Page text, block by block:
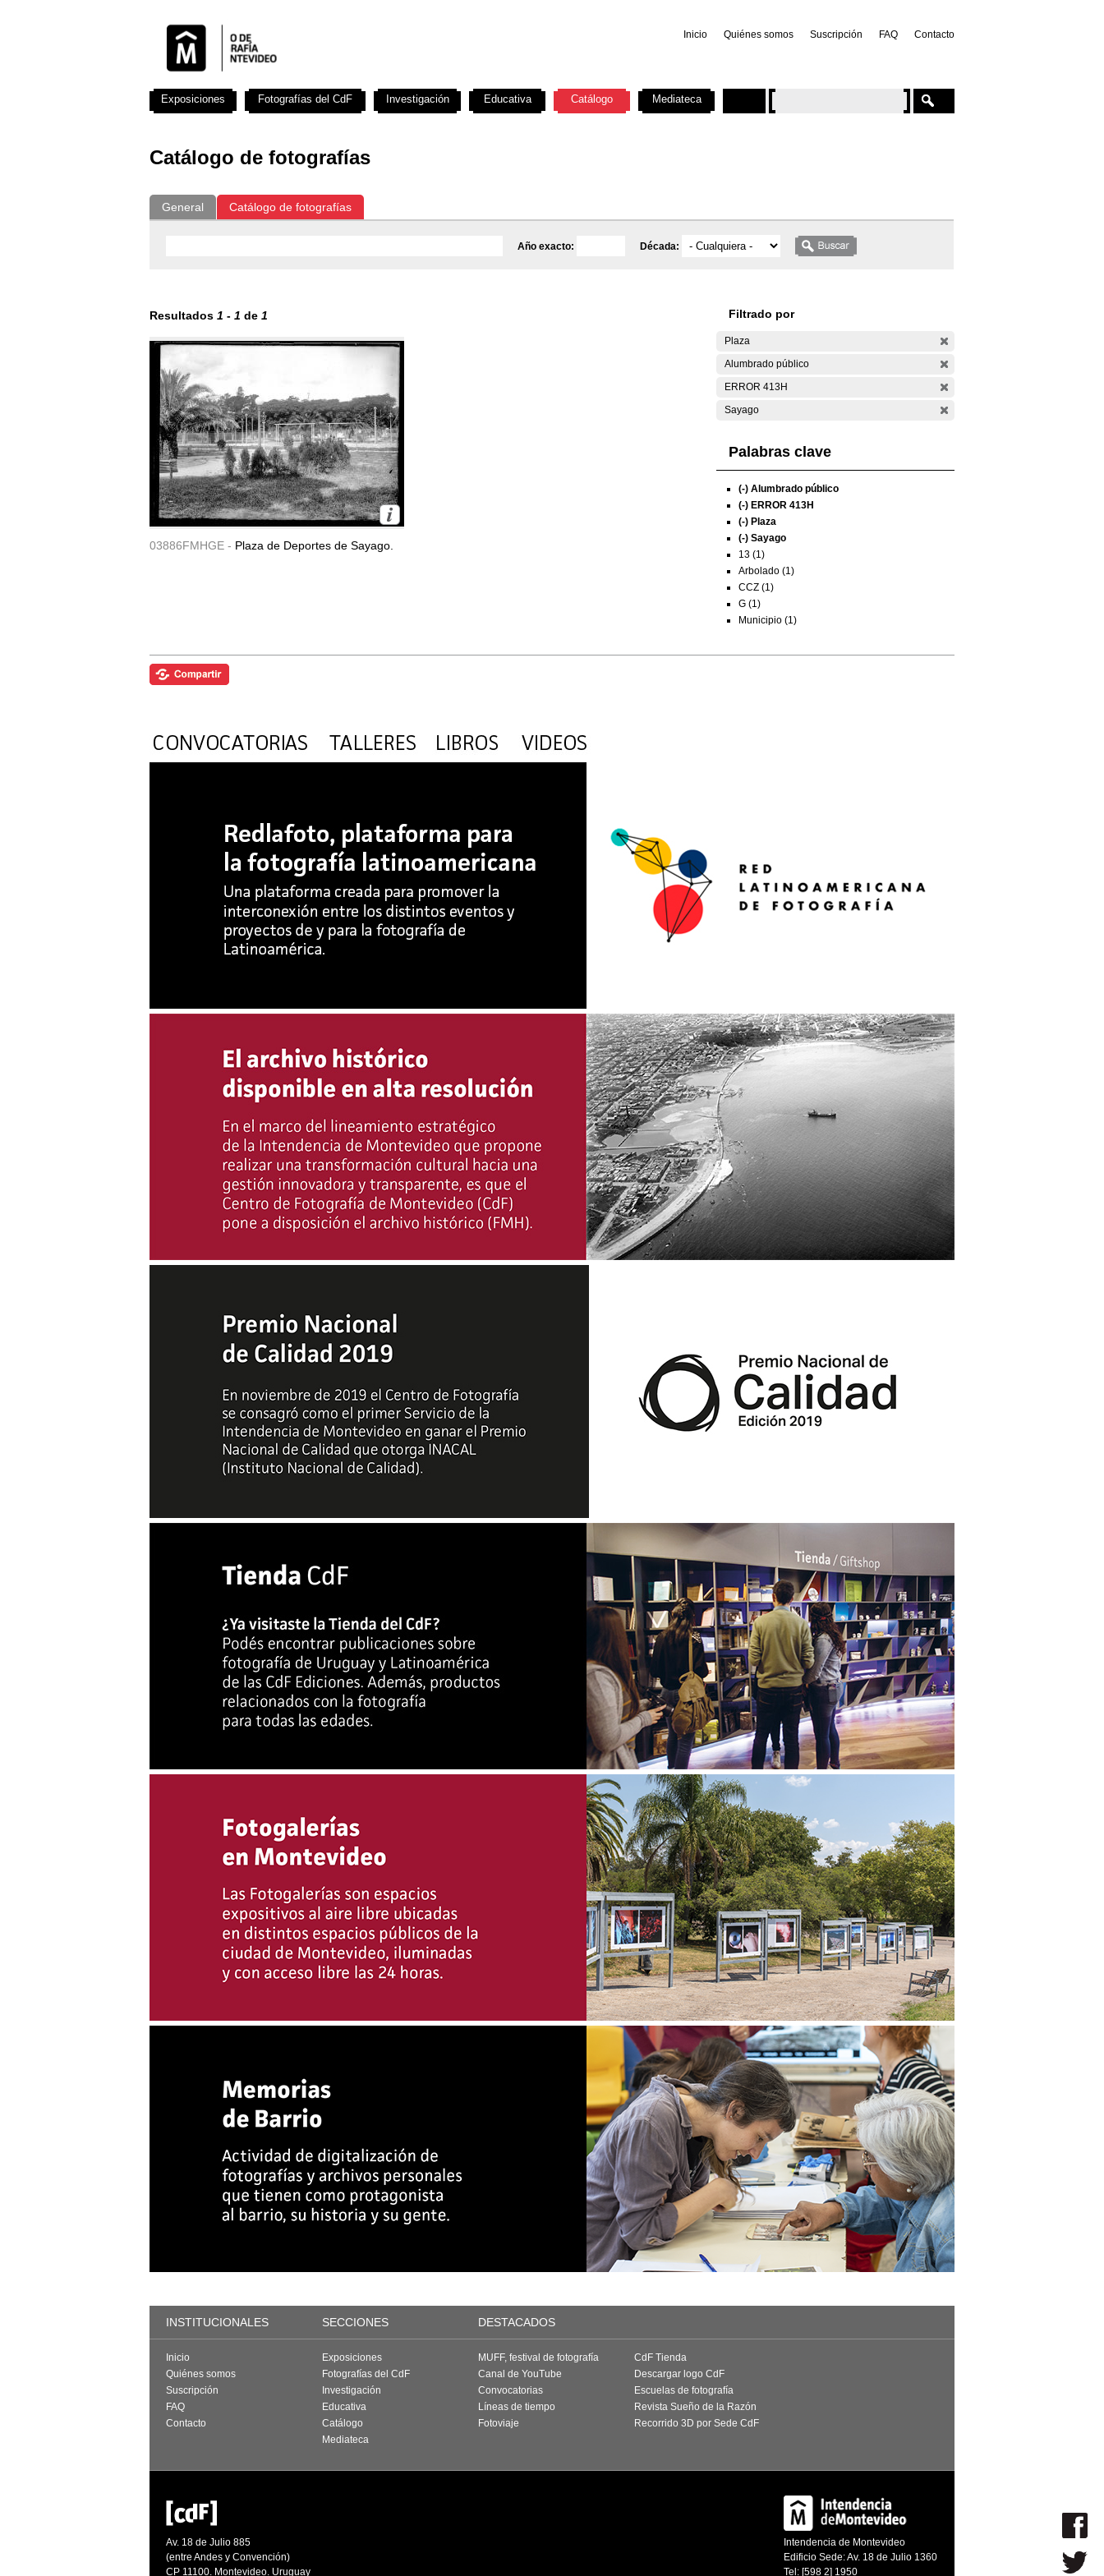
Inicio Quiénes somos Suscripción FAQ Contacto
Catálogo de fotografías
General Catálogo de fotografías
Año exacto: Década:
Resultados 1 - 1 de 1
03886FMHGE - Plaza de Deportes de Sayago.
Filtrado por
Plaza
Alumbrado público
ERROR 413H
Sayago
Palabras clave
(-) Alumbrado público
(-) ERROR 413H
(-) Plaza
(-) Sayago
13 (1)
Arbolado (1)
CCZ (1)
G (1)
Municipio (1)
Exposiciones Fotografías del CdF Investigación Educativa Catálogo Mediateca
INSTITUCIONALES SECCIONES DESTACADOS
Inicio
Quiénes somos
Suscripción
FAQ
Contacto
Exposiciones
Fotografías del CdF
Investigación
Educativa
Catálogo
Mediateca
MUFF, festival de fotografía
Canal de YouTube
Convocatorias
Líneas de tiempo
Fotoviaje
CdF Tienda
Descargar logo CdF
Escuelas de fotografía
Revista Sueño de la Razón
Recorrido 3D por Sede CdF
Av. 18 de Julio 885
(entre Andes y Convención)
CP 11100. Montevideo. Uruguay
Intendencia de Montevideo
Edificio Sede: Av. 18 de Julio 1360
Tel: [598 2] 1950